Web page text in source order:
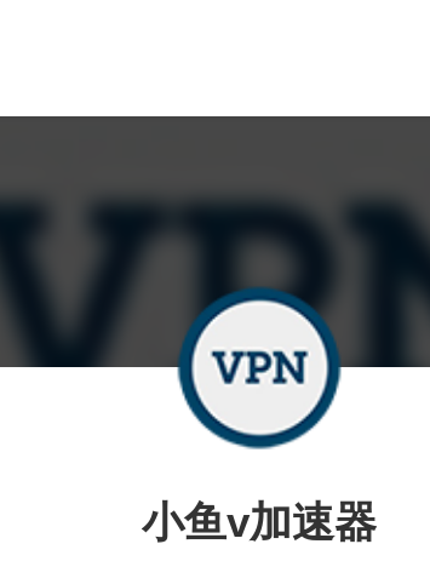
小鱼v加速器